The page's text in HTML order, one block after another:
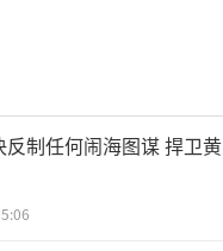
反制任何闹海图谋 捍卫黄